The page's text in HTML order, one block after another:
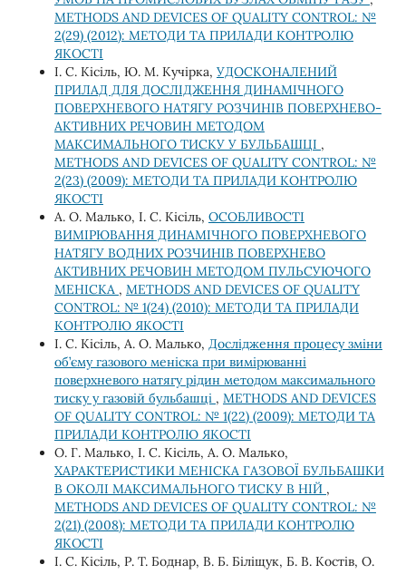
METHODS AND DEVICES OF QUALITY CONTROL: №
2(29) (2012): МЕТОДИ ТА ПРИЛАДИ КОНТРОЛЮ
ЯКОСТІ
І. С. Кісіль, Ю. М. Кучірка, УДОСКОНАЛЕНИЙ
ПРИЛАД ДЛЯ ДОСЛІДЖЕННЯ ДИНАМІЧНОГО
ПОВЕРХНЕВОГО НАТЯГУ РОЗЧИНІВ ПОВЕРХНЕВО-
АКТИВНИХ РЕЧОВИН МЕТОДОМ
МАКСИМАЛЬНОГО ТИСКУ У БУЛЬБАШЦІ ,
METHODS AND DEVICES OF QUALITY CONTROL: №
2(23) (2009): МЕТОДИ ТА ПРИЛАДИ КОНТРОЛЮ
ЯКОСТІ
А. О. Малько, І. С. Кісіль, ОСОБЛИВОСТІ
ВИМІРЮВАННЯ ДИНАМІЧНОГО ПОВЕРХНЕВОГО
НАТЯГУ ВОДНИХ РОЗЧИНІВ ПОВЕРХНЕВО
АКТИВНИХ РЕЧОВИН МЕТОДОМ ПУЛЬСУЮЧОГО
МЕНІСКА , METHODS AND DEVICES OF QUALITY
CONTROL: № 1(24) (2010): МЕТОДИ ТА ПРИЛАДИ
КОНТРОЛЮ ЯКОСТІ
І. С. Кісіль, А. О. Малько, Дослідження процесу зміни
об’єму газового меніска при вимірюванні
поверхневого натягу рідин методом максимального
тиску у газовій бульбашці , METHODS AND DEVICES
OF QUALITY CONTROL: № 1(22) (2009): МЕТОДИ ТА
ПРИЛАДИ КОНТРОЛЮ ЯКОСТІ
О. Г. Малько, І. С. Кісіль, А. О. Малько,
ХАРАКТЕРИСТИКИ МЕНІСКА ГАЗОВОЇ БУЛЬБАШКИ
В ОКОЛІ МАКСИМАЛЬНОГО ТИСКУ В НІЙ ,
METHODS AND DEVICES OF QUALITY CONTROL: №
2(21) (2008): МЕТОДИ ТА ПРИЛАДИ КОНТРОЛЮ
ЯКОСТІ
І. С. Кісіль, Р. Т. Боднар, В. Б. Біліщук, Б. В. Костів, О.